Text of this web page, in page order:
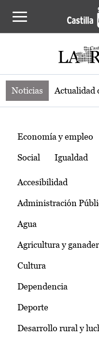
Noticias de la
Noticias Actualidad
Temas
Economía y empleo
Social Igualdad
Accesibilidad
Administración
Agua
Agricultura y
Cultura
Dependencia
Deporte
Desarrollo rural y